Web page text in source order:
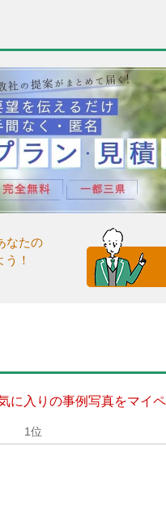
なたの
！
に入りの事例写真をマイ